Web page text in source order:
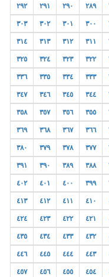
٢٨٩ ٢٩٠ ٢٩١ ٢٩٢
٣٠٠ ٣٠١ ٣٠٢ ٣٠٣
٣١١ ٣١٢ ٣١٣ ٣١٤
٣٢٢ ٣٢٣ ٣٢٤ ٣٢٥
٣٣٣ ٣٣٤ ٣٣٥ ٣٣٦
٣٤٤ ٣٤٥ ٣٤٦ ٣٤٧
٣٥٥ ٣٥٦ ٣٥٧ ٣٥٨
٣٦٦ ٣٦٧ ٣٦٨ ٣٦٩
٣٧٧ ٣٧٨ ٣٧٩ ٣٨٠
٣٨٨ ٣٨٩ ٣٩٠ ٣٩١
٣٩٩ ٤٠٠ ٤٠١ ٤٠٢
٤١٠ ٤١١ ٤١٢ ٤١٣
٤٢١ ٤٢٢ ٤٢٣ ٤٢٤
٤٣٢ ٤٣٣ ٤٣٤ ٤٣٥
٤٤٣ ٤٤٤ ٤٤٥ ٤٤٦
٤٥٤ ٤٥٥ ٤٥٦ ٤٥٧